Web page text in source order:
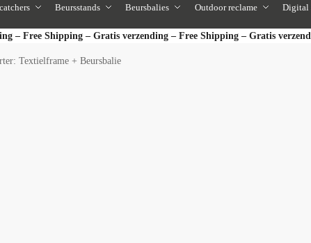
Beursstands Beursbalies Outdoor reclame Digital
– Free Shipping – Gratis verzending – Free Shipping – Gratis
Textielframe + Beursbalie